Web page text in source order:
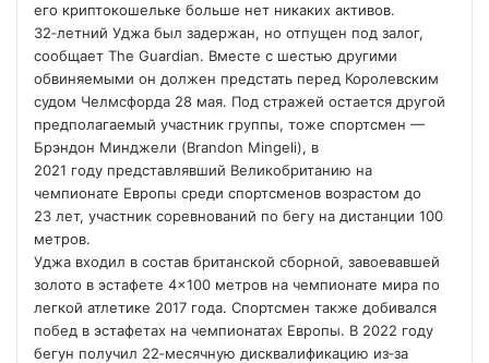
его криптокошельке больше нет никаких активов.
32‑летний Уджа был задержан, но отпущен под залог,
сообщает The Guardian. Вместе с шестью другими
обвиняемыми он должен предстать перед Королевским
судом Челмсфорда 28 мая. Под стражей остается другой
предполагаемый участник группы, тоже спортсмен —
Брэндон Минджели (Brandon Mingeli), в
2021 году представлявший Великобританию на
чемпионате Европы среди спортсменов возрастом до
23 лет, участник соревнований по бегу на дистанции 100
метров.
Уджа входил в состав британской сборной, завоевавшей
золото в эстафете 4×100 метров на чемпионате мира по
легкой атлетике 2017 года. Спортсмен также добивался
побед в эстафетах на чемпионатах Европы. В 2022 году
бегун получил 22‑месячную дисквалификацию из‑за